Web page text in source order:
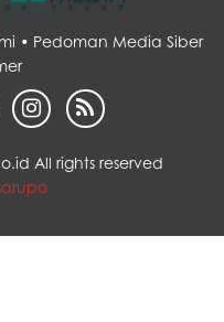
• Pedoman Media Siber
All rights reserved